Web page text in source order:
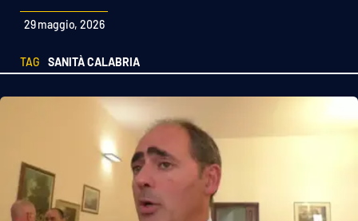
Podcast
Ambiente
29 maggio, 2026
TAG SANITÀ CALABRIA